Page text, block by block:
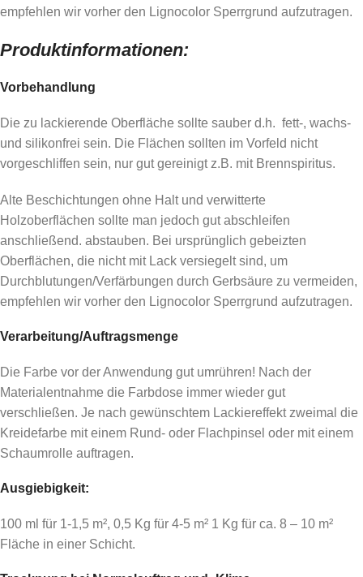
empfehlen wir vorher den Lignocolor Sperrgrund aufzutragen.
Produktinformationen:
Vorbehandlung
Die zu lackierende Oberfläche sollte sauber d.h. fett-, wachs-
und silikonfrei sein. Die Flächen sollten im Vorfeld nicht
vorgeschliffen sein, nur gut gereinigt z.B. mit Brennspiritus.
Alte Beschichtungen ohne Halt und verwitterte
Holzoberflächen sollte man jedoch gut abschleifen
anschließend. abstauben. Bei ursprünglich gebeizten
Oberflächen, die nicht mit Lack versiegelt sind, um
Durchblutungen/Verfärbungen durch Gerbsäure zu vermeiden,
empfehlen wir vorher den Lignocolor Sperrgrund aufzutragen.
Verarbeitung/Auftragsmenge
Die Farbe vor der Anwendung gut umrühren! Nach der
Materialentnahme die Farbdose immer wieder gut
verschließen. Je nach gewünschtem Lackiereffekt zweimal die
Kreidefarbe mit einem Rund- oder Flachpinsel oder mit einem
Schaumrolle auftragen.
Ausgiebigkeit:
100 ml für 1-1,5 m², 0,5 Kg für 4-5 m² 1 Kg für ca. 8 – 10 m²
Fläche in einer Schicht.